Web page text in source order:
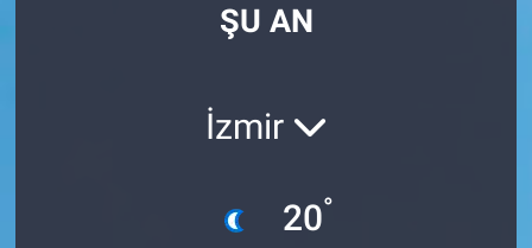
ŞU AN
İzmir
20°